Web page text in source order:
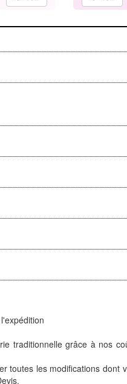
traditionnelle grâce à nos
toutes les modifications dont
.